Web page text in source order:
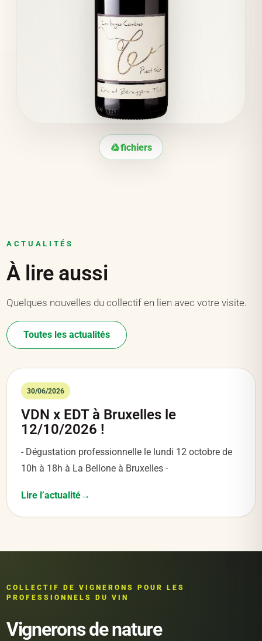
fichiers
ACTUALITÉS
À lire aussi
Quelques nouvelles du collectif en lien avec votre visite.
Toutes les actualités
30/06/2026
VDN x EDT à Bruxelles le
12/10/2026 !
- Dégustation professionnelle le lundi 12 octobre de
10h à 18h à La Bellone à Bruxelles -
Lire l’actualité
COLLECTIF DE VIGNERONS POUR LES
PROFESSIONNELS DU VIN
Vignerons de nature